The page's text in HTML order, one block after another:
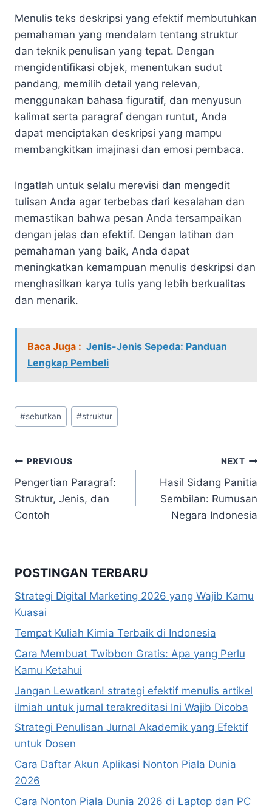
Menulis teks deskripsi yang efektif membutuhkan
pemahaman yang mendalam tentang struktur
dan teknik penulisan yang tepat. Dengan
mengidentifikasi objek, menentukan sudut
pandang, memilih detail yang relevan,
menggunakan bahasa figuratif, dan menyusun
kalimat serta paragraf dengan runtut, Anda
dapat menciptakan deskripsi yang mampu
membangkitkan imajinasi dan emosi pembaca.
Ingatlah untuk selalu merevisi dan mengedit
tulisan Anda agar terbebas dari kesalahan dan
memastikan bahwa pesan Anda tersampaikan
dengan jelas dan efektif. Dengan latihan dan
pemahaman yang baik, Anda dapat
meningkatkan kemampuan menulis deskripsi dan
menghasilkan karya tulis yang lebih berkualitas
dan menarik.
Baca Juga : Jenis-Jenis Sepeda: Panduan
Lengkap Pembeli
Post
Tags:
#sebutkan #struktur
Navigasi
pos
PREVIOUS
Pengertian Paragraf:
Struktur, Jenis, dan
Contoh
NEXT
Hasil Sidang Panitia
Sembilan: Rumusan
Negara Indonesia
POSTINGAN TERBARU
Strategi Digital Marketing 2026 yang Wajib Kamu
Kuasai
Tempat Kuliah Kimia Terbaik di Indonesia
Cara Membuat Twibbon Gratis: Apa yang Perlu
Kamu Ketahui
Jangan Lewatkan! strategi efektif menulis artikel
ilmiah untuk jurnal terakreditasi Ini Wajib Dicoba
Strategi Penulisan Jurnal Akademik yang Efektif
untuk Dosen
Cara Daftar Akun Aplikasi Nonton Piala Dunia
2026
Cara Nonton Piala Dunia 2026 di Laptop dan PC